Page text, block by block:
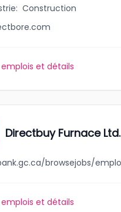
: Construction
emplois et détails
Directbuy Furnace Ltd.
emplois et détails